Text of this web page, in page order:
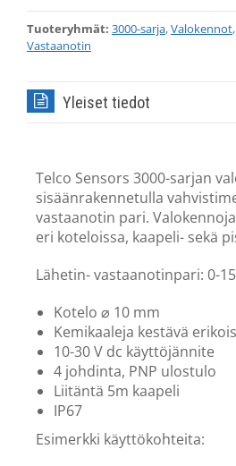
Tuoteryhmät: 3000-sarja,Valokennot,
Vastaanotin
Yleiset tiedot
Telco Sensors 3000-sarjan
sisäänrakennetulla
vastaanotin pari.
eri koteloissa, kaapeli- sekä
Lähetin- vastaanotinpari: 0-
Kotelo ⌀ 10 mm
Kemikaaleja kestävä
10-30 V dc käyttöjännite
4 johdinta, PNP ulostulo
Liitäntä 5m kaapeli
IP67
Esimerkki käyttökohteita: